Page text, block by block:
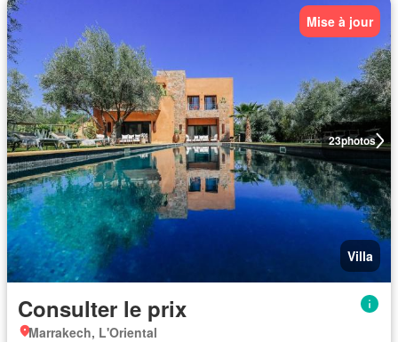
23photos
Mise à jour
Villa
Consulter le prix
Marrakech, L'Oriental